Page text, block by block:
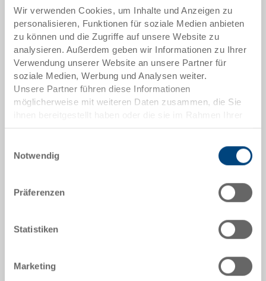
Wir verwenden Cookies, um Inhalte und Anzeigen zu
personalisieren, Funktionen für soziale Medien anbieten
zu können und die Zugriffe auf unsere Website zu
analysieren. Außerdem geben wir Informationen zu Ihrer
Verwendung unserer Website an unsere Partner für
soziale Medien, Werbung und Analysen weiter.
Unsere Partner führen diese Informationen
möglicherweise mit weiteren Daten zusammen, die Sie
Nutzung der Dienste gesammelt haben.
Notwendig
Präferenzen
Statistiken
Marketing
ab 100 Stück CHF 5.65
ab 250 Stück CHF 4.90
Mengenstaffeln entsprechen Verpackungseinheiten.
Artikeldaten
Aussenmasse:
Farbe: